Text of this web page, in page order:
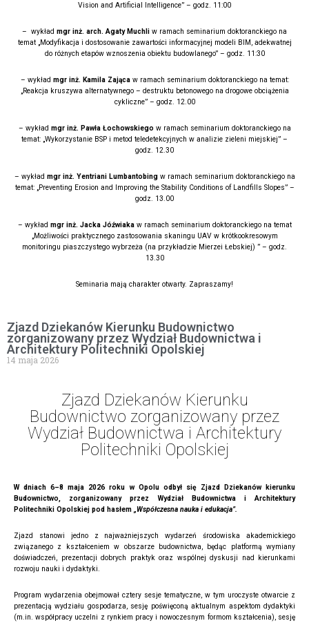
Vision and Artificial Intelligence” – godz. 11:00
– wykład mgr inż. arch. Agaty Muchli w ramach seminarium doktoranckiego na
temat „Modyfikacja i dostosowanie zawartości informacyjnej modeli BIM, adekwatnej
do różnych etapów wznoszenia obiektu budowlanego” – godz. 11:30
– wykład mgr inż. Kamila Zającaw ramach seminarium doktoranckiego na temat:
„Reakcja kruszywa alternatywnego – destruktu betonowego na drogowe obciążenia
cykliczne” – godz. 12.00
– wykład mgr inż. Pawła Łochowskiego w ramach seminarium doktoranckiego na
temat: „Wykorzystanie BSP i metod teledetekcyjnych w analizie zieleni miejskiej” –
godz. 12.30
– wykład mgr inż. Yentriani Lumbantobingw ramach seminarium doktoranckiego na
temat: „Preventing Erosion and Improving the Stability Conditions of Landfills Slopes” –
godz. 13.00
– wykład mgr inż. Jacka Jóźwiakaw ramach seminarium doktoranckiego na temat
„Możliwości praktycznego zastosowania skaningu UAV w krótkookresowym
monitoringu piaszczystego wybrzeża (na przykładzie Mierzei Łebskiej) ” – godz.
13.30
Seminaria mają charakter otwarty. Zapraszamy!
Zjazd Dziekanów Kierunku Budownictwo
zorganizowany przez Wydział Budownictwa i
Architektury Politechniki Opolskiej
14 maja 2026
Zjazd Dziekanów Kierunku
Budownictwo zorganizowany przez
Wydział Budownictwa i Architektury
Politechniki Opolskiej
W dniach 6–8 maja 2026 roku w Opolu odbył się Zjazd Dziekanów kierunku
Budownictwo, zorganizowany przez Wydział Budownictwa i Architektury
Politechniki Opolskiej pod hasłem „Współczesna nauka i edukacja”.
Zjazd stanowi jedno z najważniejszych wydarzeń środowiska akademickiego
związanego z kształceniem w obszarze budownictwa, będąc platformą wymiany
doświadczeń, prezentacji dobrych praktyk oraz wspólnej dyskusji nad kierunkami
rozwoju nauki i dydaktyki.
Program wydarzenia obejmował cztery sesje tematyczne, w tym uroczyste otwarcie z
prezentacją wydziału gospodarza, sesję poświęconą aktualnym aspektom dydaktyki
(m.in. współpracy uczelni z rynkiem pracy i nowoczesnym formom kształcenia), sesję